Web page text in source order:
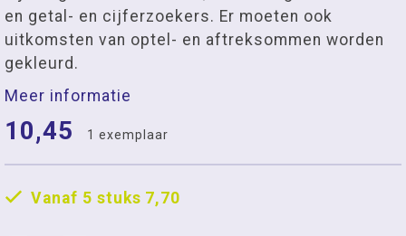
en getal- en cijferzoekers. Er moeten ook
uitkomsten van optel- en aftreksommen worden
gekleurd.
Meer informatie
10,45 1 exemplaar
Vanaf 5 stuks 7,70